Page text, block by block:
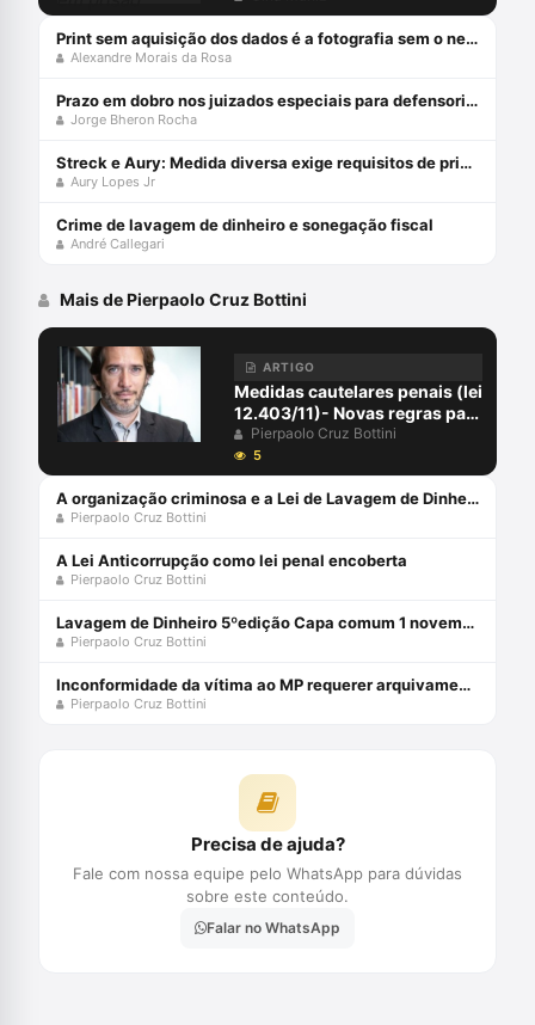
Print sem aquisição dos dados é a fotografia sem o negativo
Alexandre Morais da Rosa
Prazo em dobro nos juizados especiais para defensorias públicas
Jorge Bheron Rocha
Streck e Aury: Medida diversa exige requisitos de prisão!
Aury Lopes Jr
Crime de lavagem de dinheiro e sonegação fiscal
André Callegari
Mais de Pierpaolo Cruz Bottini
ARTIGO
Medidas cautelares penais (lei
12.403/11)- Novas regras para
a prisão preventiva e outras
polêmicas
Pierpaolo Cruz Bottini
5
A organização criminosa e a Lei de Lavagem de Dinheiro
Pierpaolo Cruz Bottini
A Lei Anticorrupção como lei penal encoberta
Pierpaolo Cruz Bottini
Lavagem de Dinheiro 5ºedição Capa comum 1 novembro 2022
Pierpaolo Cruz Bottini
Inconformidade da vítima ao MP requerer arquivamento das investigações
Pierpaolo Cruz Bottini
Precisa de ajuda?
Fale com nossa equipe pelo WhatsApp para dúvidas
sobre este conteúdo.
Falar no WhatsApp